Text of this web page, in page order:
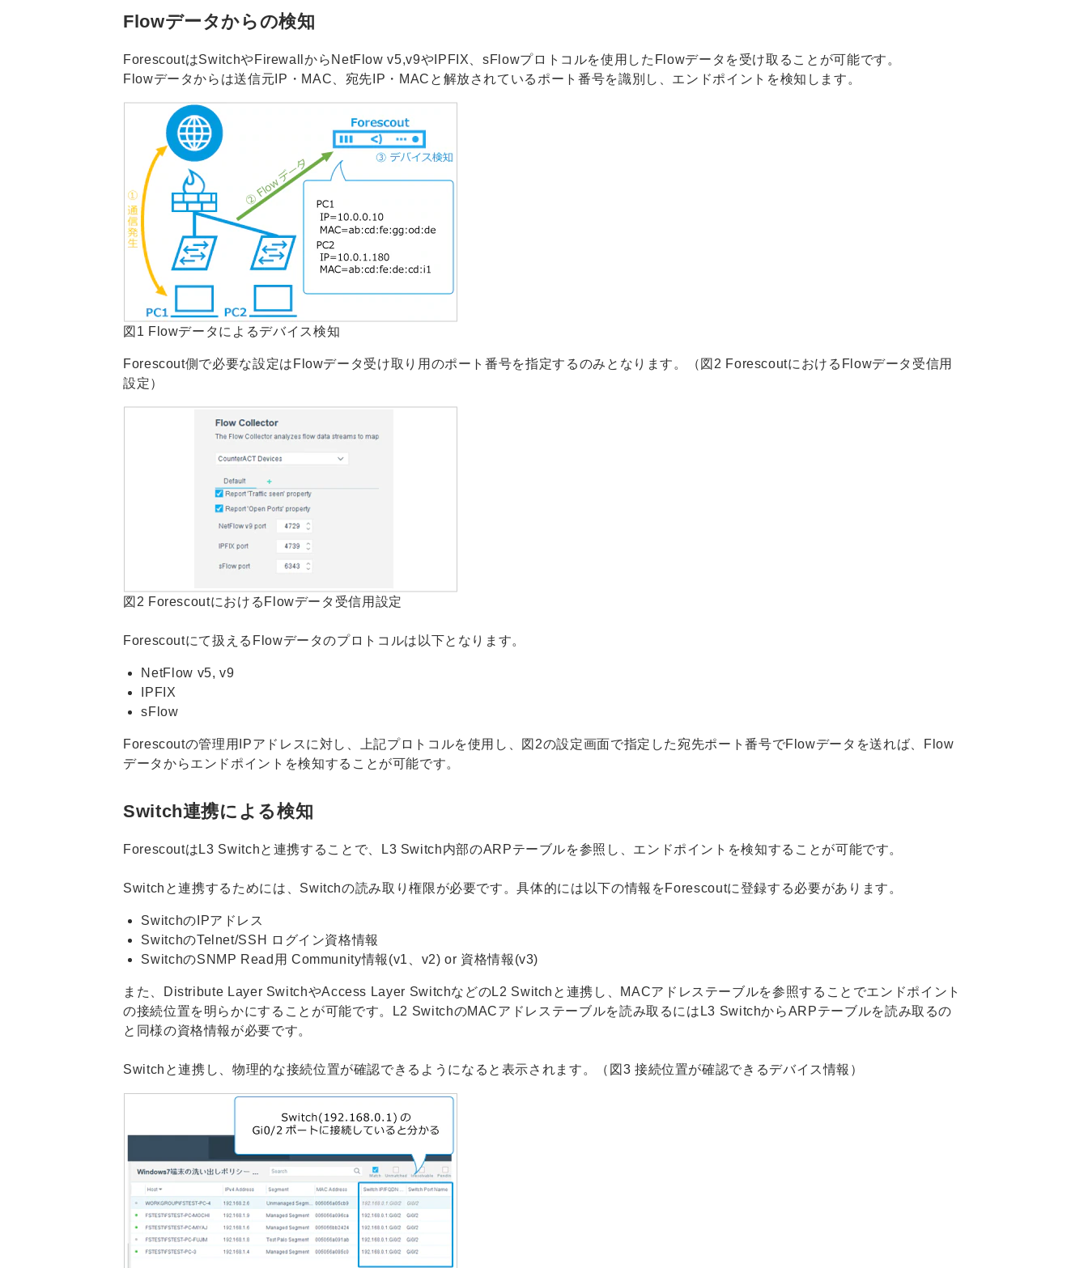
Flowデータからの検知
ForescoutはSwitchやFirewallからNetFlow v5,v9やIPFIX、sFlowプロトコルを使用したFlowデータを受け取ることが可能です。
Flowデータからは送信元IP・MAC、宛先IP・MACと解放されているポート番号を識別し、エンドポイントを検知します。
図1 Flowデータによるデバイス検知
Forescout側で必要な設定はFlowデータ受け取り用のポート番号を指定するのみとなります。（図2 ForescoutにおけるFlowデータ受信用
設定）
図2 ForescoutにおけるFlowデータ受信用設定
Forescoutにて扱えるFlowデータのプロトコルは以下となります。
NetFlow v5, v9
IPFIX
sFlow
Forescoutの管理用IPアドレスに対し、上記プロトコルを使用し、図2の設定画面で指定した宛先ポート番号でFlowデータを送れば、Flow
データからエンドポイントを検知することが可能です。
Switch連携による検知
ForescoutはL3 Switchと連携することで、L3 Switch内部のARPテーブルを参照し、エンドポイントを検知することが可能です。
Switchと連携するためには、Switchの読み取り権限が必要です。具体的には以下の情報をForescoutに登録する必要があります。
SwitchのIPアドレス
SwitchのTelnet/SSH ログイン資格情報
SwitchのSNMP Read用 Community情報(v1、v2) or 資格情報(v3)
また、Distribute Layer SwitchやAccess Layer SwitchなどのL2 Switchと連携し、MACアドレステーブルを参照することでエンドポイント
の接続位置を明らかにすることが可能です。L2 SwitchのMACアドレステーブルを読み取るにはL3 SwitchからARPテーブルを読み取るの
と同様の資格情報が必要です。
Switchと連携し、物理的な接続位置が確認できるようになると表示されます。（図3 接続位置が確認できるデバイス情報）